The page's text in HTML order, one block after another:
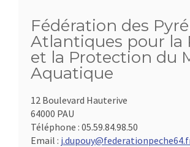
Fédération des
Atlantiques pour la
et la Protection du
Aquatique
12 Boulevard Hauterive
64000 PAU
Téléphone : 05.59.84.98.50
Email :